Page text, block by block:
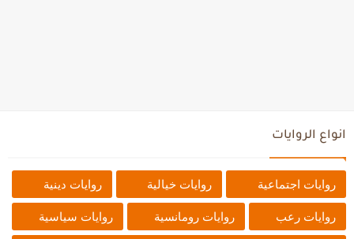
انواع الروايات
روايات اجتماعية روايات خيالية روايات دينية
روايات رعب روايات رومانسية روايات سياسية